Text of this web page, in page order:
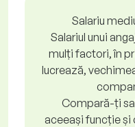
Salariu
Salariul unui
mulți factori, în
lucrează,
Compară-ți
aceeași funcție și